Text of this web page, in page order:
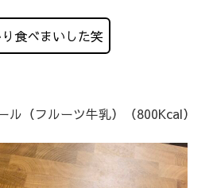
食べまいした笑
（フルーツ牛乳）（800Kcal）